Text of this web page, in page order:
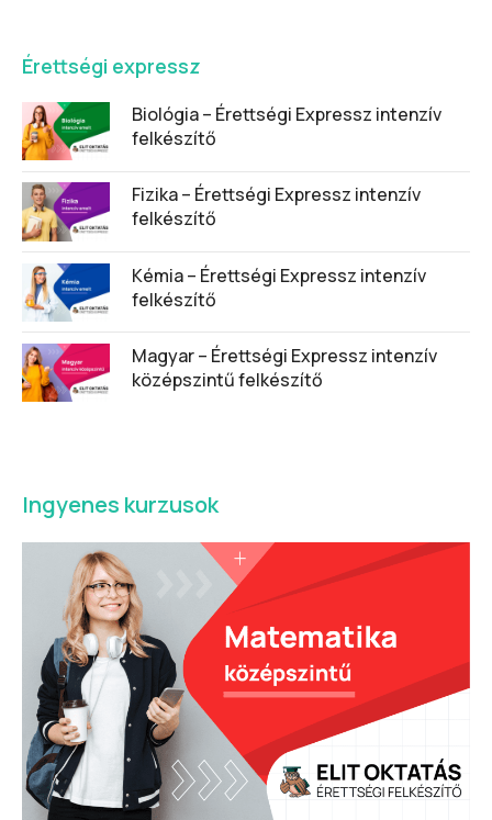
Érettségi expressz
Biológia – Érettségi Expressz intenzív
felkészítő
Fizika – Érettségi Expressz intenzív
felkészítő
Kémia – Érettségi Expressz intenzív
felkészítő
Magyar – Érettségi Expressz intenzív
középszintű felkészítő
Ingyenes kurzusok